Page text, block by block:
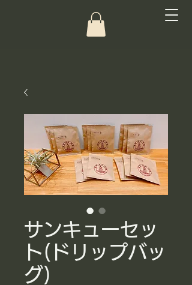
サンキューセッ
ト(ドリップバッ
グ)